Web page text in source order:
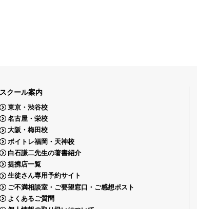
スクール案内
東京・渋谷校
名古屋・栄校
大阪・梅田校
ボイトレ福岡・天神校
白石謙二先生の著書紹介
提携店一覧
生徒さん専用予約サイト
ご不満相談室・ご要望窓口・ご感想ポスト
よくあるご質問